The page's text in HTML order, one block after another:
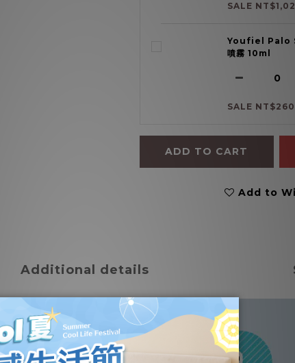
SALE
Youfiel Palo
噴霧 10ml
SALE NT$260
ADD TO CART
Add to
Additional details